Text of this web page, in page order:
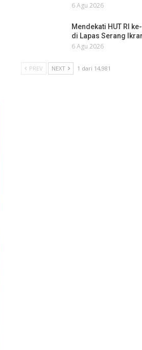
6 Agu 2026
Mendekati HUT RI
di Lapas Serang
6 Agu 2026
PREV NEXT 1 dari 14,981